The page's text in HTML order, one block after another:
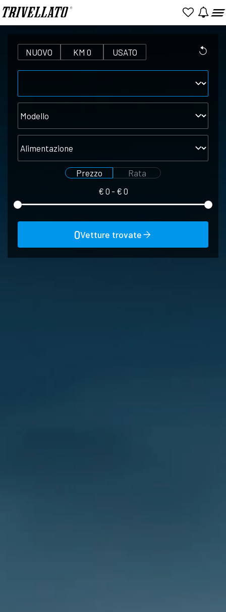
NUOVO KM 0 USATO
Prezzo
Rata
€ 0 - € 0
Seleziona
Seleziona
rata
0Vetture trovate